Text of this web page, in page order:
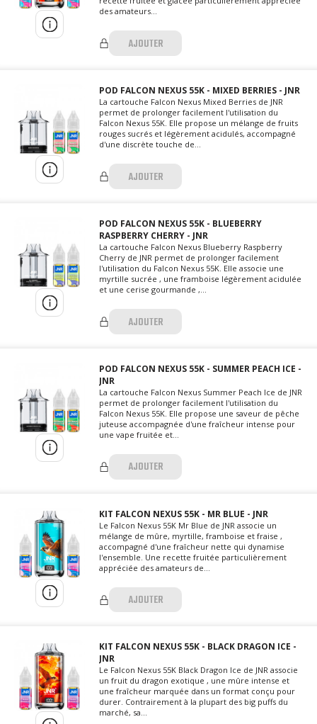
des amateurs...
AJOUTER
POD FALCON NEXUS 55K - MIXED BERRIES - JNR
La cartouche Falcon Nexus Mixed Berries de JNR
permet de prolonger facilement l'utilisation du
Falcon Nexus 55K. Elle propose un mélange de fruits
rouges sucrés et légèrement acidulés, accompagné
d'une discrète touche de...
AJOUTER
POD FALCON NEXUS 55K - BLUEBERRY
RASPBERRY CHERRY - JNR
La cartouche Falcon Nexus Blueberry Raspberry
Cherry de JNR permet de prolonger facilement
l'utilisation du Falcon Nexus 55K. Elle associe une
myrtille sucrée , une framboise légèrement acidulée
et une cerise gourmande ,...
AJOUTER
POD FALCON NEXUS 55K - SUMMER PEACH ICE -
JNR
La cartouche Falcon Nexus Summer Peach Ice de JNR
permet de prolonger facilement l'utilisation du
Falcon Nexus 55K. Elle propose une saveur de pêche
juteuse accompagnée d'une fraîcheur intense pour
une vape fruitée et...
AJOUTER
KIT FALCON NEXUS 55K - MR BLUE - JNR
Le Falcon Nexus 55K Mr Blue de JNR associe un
mélange de mûre, myrtille, framboise et fraise ,
accompagné d'une fraîcheur nette qui dynamise
l'ensemble. Une recette fruitée particulièrement
appréciée des amateurs de...
AJOUTER
KIT FALCON NEXUS 55K - BLACK DRAGON ICE -
JNR
Le Falcon Nexus 55K Black Dragon Ice de JNR associe
un fruit du dragon exotique , une mûre intense et
une fraîcheur marquée dans un format conçu pour
durer. Contrairement à la plupart des big puffs du
marché, sa...